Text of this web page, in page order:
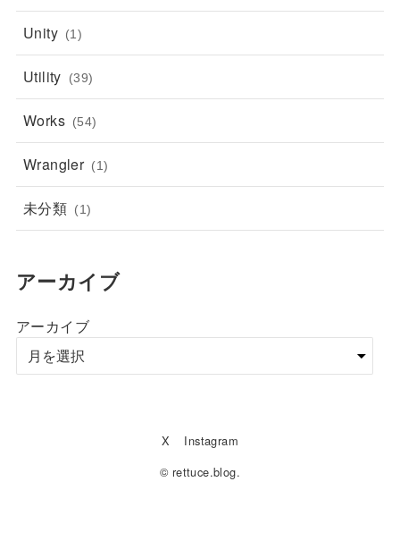
Unity (1)
Utility (39)
Works (54)
Wrangler (1)
未分類 (1)
アーカイブ
アーカイブ
X
Instagram
© rettuce.blog.